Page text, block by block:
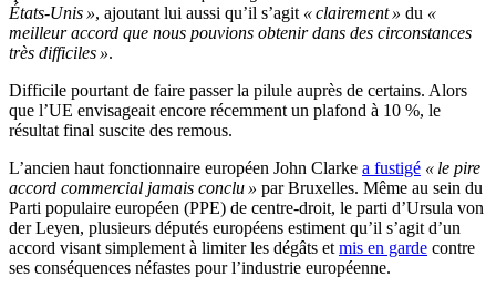
États-Unis », ajoutant lui aussi qu’il s’agit « clairement » du «
meilleur accord que nous pouvions obtenir dans des circonstances
très difficiles ».
Difficile pourtant de faire passer la pilule auprès de certains. Alors
que l’UE envisageait encore récemment un plafond à 10 %, le
résultat final suscite des remous.
L’ancien haut fonctionnaire européen John Clarke a fustigé « le pire
accord commercial jamais conclu » par Bruxelles. Même au sein du
Parti populaire européen (PPE) de centre-droit, le parti d’Ursula von
der Leyen, plusieurs députés européens estiment qu’il s’agit d’un
accord visant simplement à limiter les dégâts et mis en garde contre
ses conséquences néfastes pour l’industrie européenne.